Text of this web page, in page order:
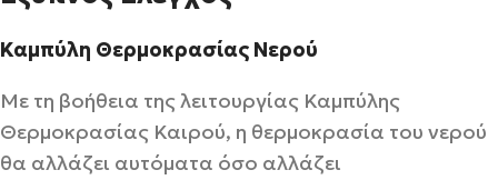
Καμπύλη Θερμοκρασίας Νερού
Με τη βοήθεια της λειτουργίας Καμπύλης
Θερμοκρασίας Καιρού, η θερμοκρασία του νερού
θα αλλάζει αυτόματα όσο αλλάζει